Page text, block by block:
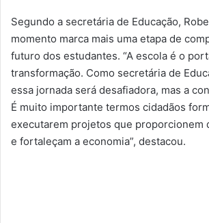
Segundo a secretária de Educação,
momento marca mais uma etapa de
futuro dos estudantes. “A escola é o
transformação. Como secretária de
essa jornada será desafiadora, mas a
É muito importante termos cidadãos
executarem projetos que proporcionem
e fortaleçam a economia”, destacou.